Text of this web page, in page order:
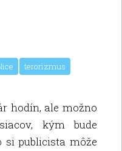
terorizmus
hodín, ale možno
kým bude
si publicista môže